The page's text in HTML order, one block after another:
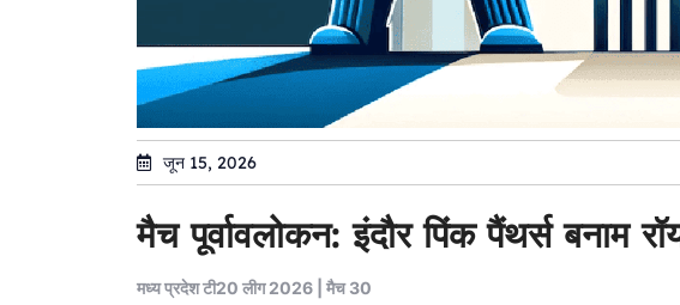
जून 15, 2026
मैच पूर्वावलोकन: इंदौर पिंक पैंथर्स बनाम
मध्य प्रदेश टी20 लीग 2026 | मैच 30